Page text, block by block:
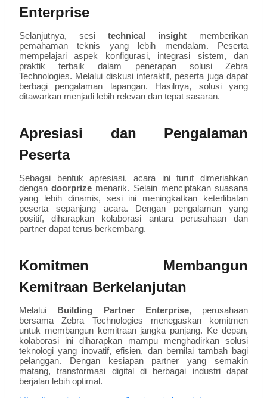
Enterprise
Selanjutnya, sesi technical insight memberikan
pemahaman teknis yang lebih mendalam. Peserta
mempelajari aspek konfigurasi, integrasi sistem, dan
praktik terbaik dalam penerapan solusi Zebra
Technologies. Melalui diskusi interaktif, peserta juga dapat
berbagi pengalaman lapangan. Hasilnya, solusi yang
ditawarkan menjadi lebih relevan dan tepat sasaran.
Apresiasi dan Pengalaman
Peserta
Sebagai bentuk apresiasi, acara ini turut dimeriahkan
dengandoorprize menarik. Selain menciptakan suasana
yang lebih dinamis, sesi ini meningkatkan keterlibatan
peserta sepanjang acara. Dengan pengalaman yang
positif, diharapkan kolaborasi antara perusahaan dan
partner dapat terus berkembang.
Komitmen Membangun
Kemitraan Berkelanjutan
Melalui Building Partner Enterprise, perusahaan
bersama Zebra Technologies menegaskan komitmen
untuk membangun kemitraan jangka panjang. Ke depan,
kolaborasi ini diharapkan mampu menghadirkan solusi
teknologi yang inovatif, efisien, dan bernilai tambah bagi
pelanggan. Dengan kesiapan partner yang semakin
matang, transformasi digital di berbagai industri dapat
berjalan lebih optimal.